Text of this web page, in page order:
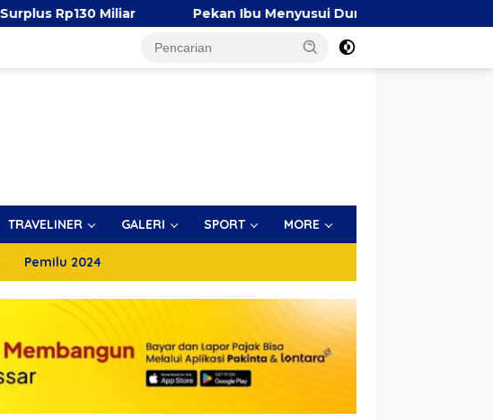
Pekan Ibu Menyusui Dunia 2026, TP PKK Makassar Bersama
TRAVELINER GALERI SPORT MORE
Pemilu 2024